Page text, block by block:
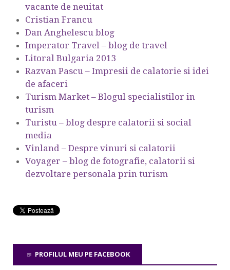
vacante de neuitat
Cristian Francu
Dan Anghelescu blog
Imperator Travel – blog de travel
Litoral Bulgaria 2013
Razvan Pascu – Impresii de calatorie si idei
de afaceri
Turism Market – Blogul specialistilor in
turism
Turistu – blog despre calatorii si social
media
Vinland – Despre vinuri si calatorii
Voyager – blog de fotografie, calatorii si
dezvoltare personala prin turism
PROFILUL MEU PE FACEBOOK